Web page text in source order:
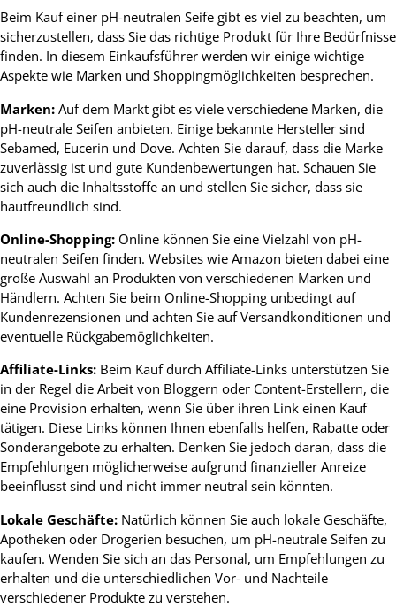
Beim Kauf einer pH-neutralen Seife gibt es viel zu beachten, um
sicherzustellen, dass Sie das richtige Produkt für Ihre Bedürfnisse
finden. In diesem Einkaufsführer werden wir einige wichtige
Aspekte wie Marken und Shoppingmöglichkeiten besprechen.
Marken: Auf dem Markt gibt es viele verschiedene Marken, die
pH-neutrale Seifen anbieten. Einige bekannte Hersteller sind
Sebamed, Eucerin und Dove. Achten Sie darauf, dass die Marke
zuverlässig ist und gute Kundenbewertungen hat. Schauen Sie
sich auch die Inhaltsstoffe an und stellen Sie sicher, dass sie
hautfreundlich sind.
Online-Shopping: Online können Sie eine Vielzahl von pH-
neutralen Seifen finden. Websites wie Amazon bieten dabei eine
große Auswahl an Produkten von verschiedenen Marken und
Händlern. Achten Sie beim Online-Shopping unbedingt auf
Kundenrezensionen und achten Sie auf Versandkonditionen und
eventuelle Rückgabemöglichkeiten.
Affiliate-Links: Beim Kauf durch Affiliate-Links unterstützen Sie
in der Regel die Arbeit von Bloggern oder Content-Erstellern, die
eine Provision erhalten, wenn Sie über ihren Link einen Kauf
tätigen. Diese Links können Ihnen ebenfalls helfen, Rabatte oder
Sonderangebote zu erhalten. Denken Sie jedoch daran, dass die
Empfehlungen möglicherweise aufgrund finanzieller Anreize
beeinflusst sind und nicht immer neutral sein könnten.
Lokale Geschäfte: Natürlich können Sie auch lokale Geschäfte,
Apotheken oder Drogerien besuchen, um pH-neutrale Seifen zu
kaufen. Wenden Sie sich an das Personal, um Empfehlungen zu
erhalten und die unterschiedlichen Vor- und Nachteile
verschiedener Produkte zu verstehen.